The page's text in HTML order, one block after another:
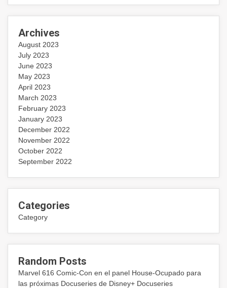
Archives
August 2023
July 2023
June 2023
May 2023
April 2023
March 2023
February 2023
January 2023
December 2022
November 2022
October 2022
September 2022
Categories
Category
Random Posts
Marvel 616 Comic-Con en el panel House-Ocupado para
las próximas Docuseries de Disney+ Docuseries